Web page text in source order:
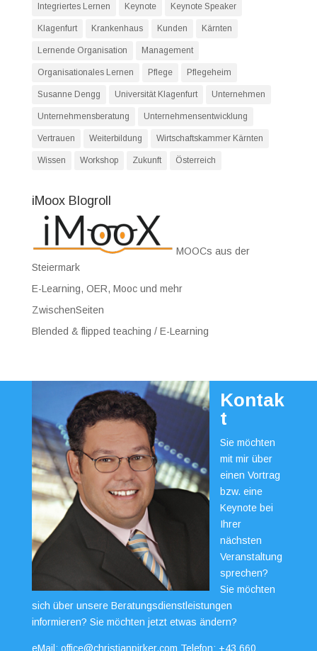
Integriertes Lernen Keynote Keynote Speaker
Klagenfurt Krankenhaus Kunden Kärnten
Lernende Organisation Management
Organisationales Lernen Pflege Pflegeheim
Susanne Dengg Universität Klagenfurt Unternehmen
Unternehmensberatung Unternehmensentwicklung
Vertrauen Weiterbildung Wirtschaftskammer Kärnten
Wissen Workshop Zukunft Österreich
iMoox Blogroll
MOOCs aus der
Steiermark
E-Learning, OER, Mooc und mehr
ZwischenSeiten
Blended & flipped teaching / E-Learning
Kontak
t
Sie möchten
mit mir über
einen Vortrag
bzw. eine
Keynote bei
Ihrer
nächsten
Veranstaltung
sprechen?
Sie möchten
sich über unsere Beratungsdienstleistungen
informieren? Sie möchten jetzt etwas ändern?
eMail: office@christianpirker.com Telefon: +43 660